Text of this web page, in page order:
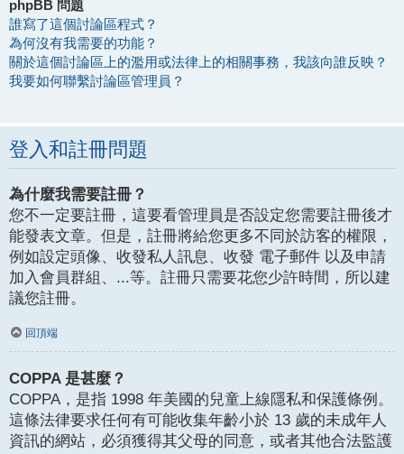
phpBB 問題
誰寫了這個討論區程式？
為何沒有我需要的功能？
關於這個討論區上的濫用或法律上的相關事務，我該向誰反映？
我要如何聯繫討論區管理員？
登入和註冊問題
為什麼我需要註冊？
您不一定要註冊，這要看管理員是否設定您需要註冊後才
能發表文章。但是，註冊將給您更多不同於訪客的權限，
例如設定頭像、收發私人訊息、收發 電子郵件 以及申請
加入會員群組、...等。註冊只需要花您少許時間，所以建
議您註冊。
回頂端
COPPA 是甚麼？
COPPA，是指 1998 年美國的兒童上線隱私和保護條例。
這條法律要求任何有可能收集年齡小於 13 歲的未成年人
資訊的網站，必須獲得其父母的同意，或者其他合法監護